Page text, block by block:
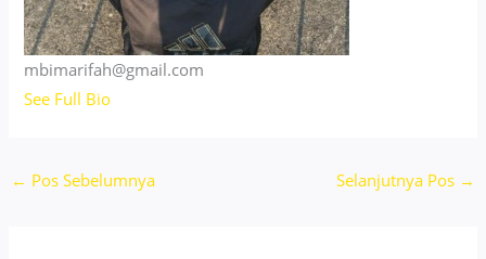
mbimarifah@gmail.com
See Full Bio
← Pos Sebelumnya Selanjutnya Pos →